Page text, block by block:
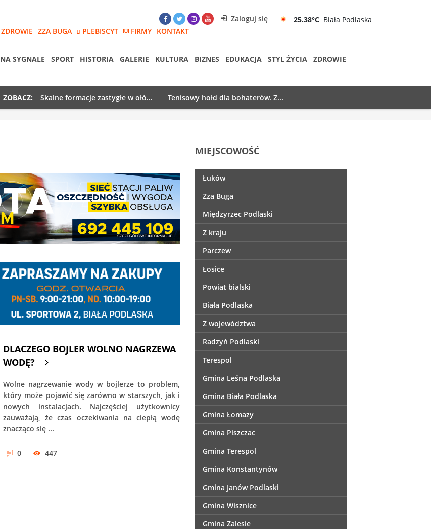
Zaloguj się 25.38°C Biała Podlaska
ZDROWIE ZZA BUGA PLEBISCYT FIRMY KONTAKT
NA SYGNALE SPORT HISTORIA GALERIE KULTURA BIZNES EDUKACJA STYL ŻYCIA
ZDROWIE
ZOBACZ: Skalne formacje zastygłe w ołó...
Tenisowy hołd dla bohaterów. Z...
DLACZEGO BOJLER WOLNO NAGRZEWA
WODĘ?
Wolne nagrzewanie wody w bojlerze to problem,
który może pojawić się zarówno w starszych, jak i
nowych instalacjach. Najczęściej użytkownicy
zauważają, że czas oczekiwania na ciepłą wodę
znacząco się ...
0 447
MIEJSCOWOŚĆ
Łuków
Zza Buga
Międzyrzec Podlaski
Z kraju
Parczew
Łosice
Powiat bialski
Biała Podlaska
Z województwa
Radzyń Podlaski
Terespol
Gmina Leśna Podlaska
Gmina Biała Podlaska
Gmina Łomazy
Gmina Piszczac
Gmina Terespol
Gmina Konstantynów
Gmina Janów Podlaski
Gmina Wisznice
Gmina Zalesie